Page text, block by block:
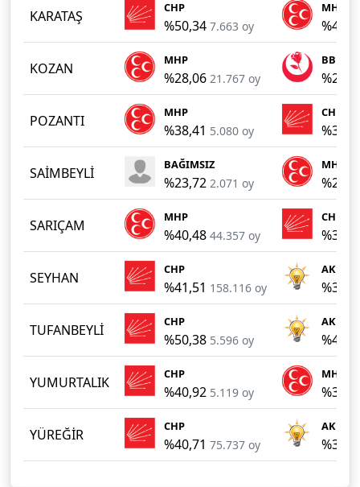
KARATAŞ CHP
%50,34 7.663 oy
MHP
KOZAN MHP
%28,06 21.767 oy
BBP
POZANTI MHP
%38,41 5.080 oy
CHP
SAİMBEYLİ BAĞIMSIZ
%23,72 2.071 oy
MHP
SARIÇAM MHP
%40,48 44.357 oy
CHP
SEYHAN CHP
%41,51 158.116 oy
AKP
TUFANBEYLİ CHP
%50,38 5.596 oy
AKP
YUMURTALIK CHP
%40,92 5.119 oy
MHP
YÜREĞİR CHP
%40,71 75.737 oy
AKP